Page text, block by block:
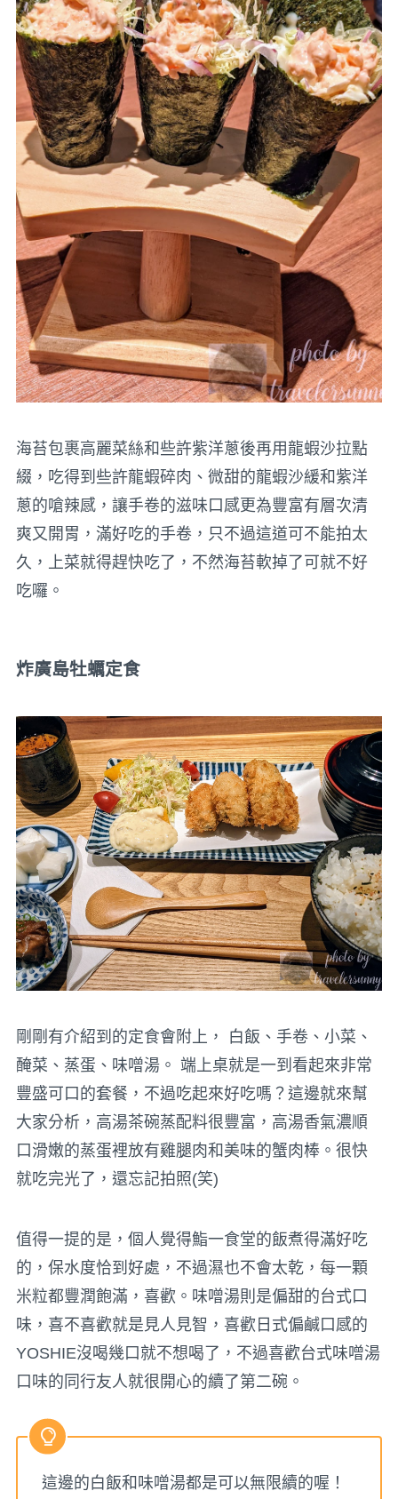
海苔包裹高麗菜絲和些許紫洋蔥後再用龍蝦沙拉點
綴，吃得到些許龍蝦碎肉、微甜的龍蝦沙緩和紫洋
蔥的嗆辣感，讓手卷的滋味口感更為豐富有層次清
爽又開胃，滿好吃的手卷，只不過這道可不能拍太
久，上菜就得趕快吃了，不然海苔軟掉了可就不好
吃囉。
炸廣島牡蠣定食
剛剛有介紹到的定食會附上， 白飯、手卷、小菜、
醃菜、蒸蛋、味噌湯。 端上桌就是一到看起來非常
豐盛可口的套餐，不過吃起來好吃嗎？這邊就來幫
大家分析，高湯茶碗蒸配料很豐富，高湯香氣濃順
口滑嫩的蒸蛋裡放有雞腿肉和美味的蟹肉棒。很快
就吃完光了，還忘記拍照(笑)
值得一提的是，個人覺得鮨一食堂的飯煮得滿好吃
的，保水度恰到好處，不過濕也不會太乾，每一顆
米粒都豐潤飽滿，喜歡。味噌湯則是偏甜的台式口
味，喜不喜歡就是見人見智，喜歡日式偏鹹口感的
YOSHIE沒喝幾口就不想喝了，不過喜歡台式味噌湯
口味的同行友人就很開心的續了第二碗。
這邊的白飯和味噌湯都是可以無限續的喔！